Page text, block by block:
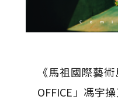
《馬祖國際藝
OFFICE」馮宇